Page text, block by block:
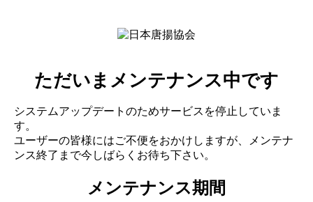
ただいまメンテナンス中です
システムアップデートのためサービスを停止していま
す。
ユーザーの皆様にはご不便をおかけしますが、メンテナ
ンス終了まで今しばらくお待ち下さい。
メンテナンス期間